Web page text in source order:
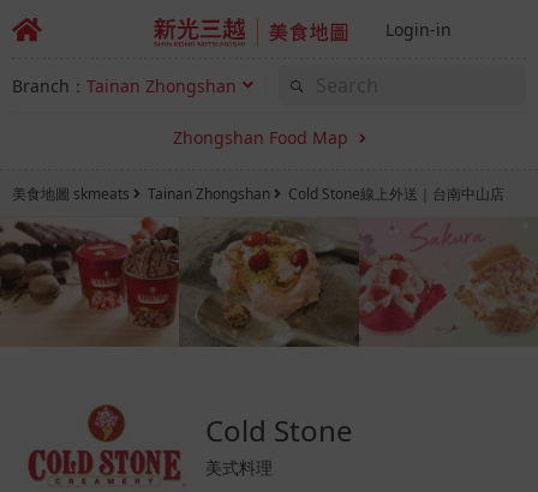
Login-in
Branch： Tainan Zhongshan
Zhongshan Food Map
美食地圖 skmeats Tainan Zhongshan Cold Stone線上外送｜台南中山店
Cold Stone
美式料理